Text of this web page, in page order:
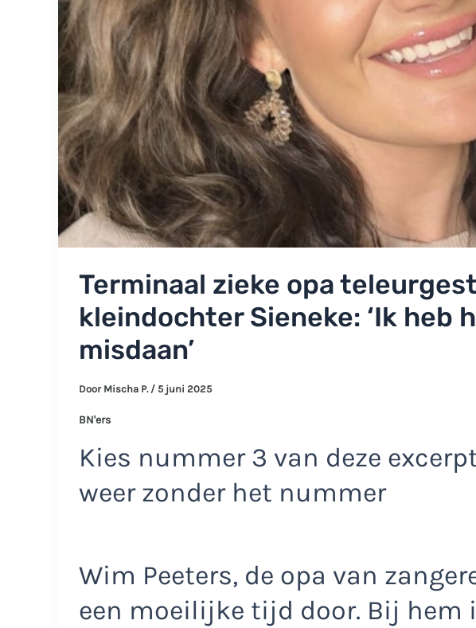
Terminaal zieke opa
kleindochter Sieneke: ‘Ik heb
misdaan’
Door Mischa P. / 5 juni 2025
BN'ers
Kies nummer 3 van deze
weer zonder het nummer
Wim Peeters, de opa van
een moeilijke tijd door. Bij hem